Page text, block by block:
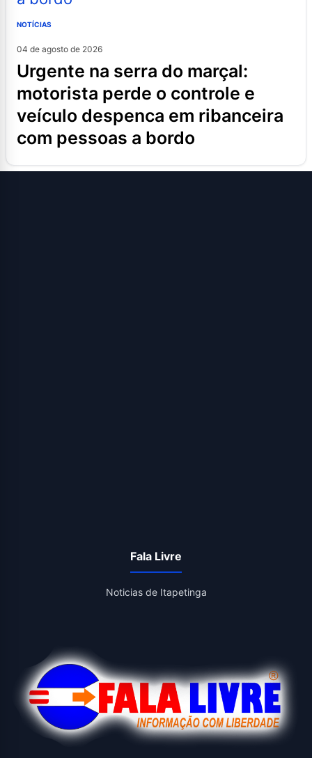
NOTÍCIAS
04 de agosto de 2026
urgente na serra do marçal:
motorista perde o controle e
veículo despenca em ribanceira
com pessoas a bordo
Fala Livre
Noticias de Itapetinga